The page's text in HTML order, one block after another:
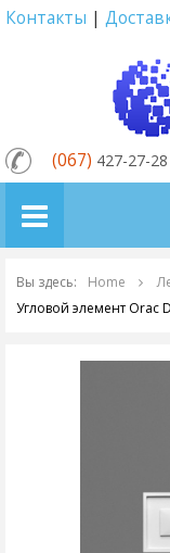
Контакты |
(067) 427-27-28
Вы здесь: Home
Угловой элемент Orac